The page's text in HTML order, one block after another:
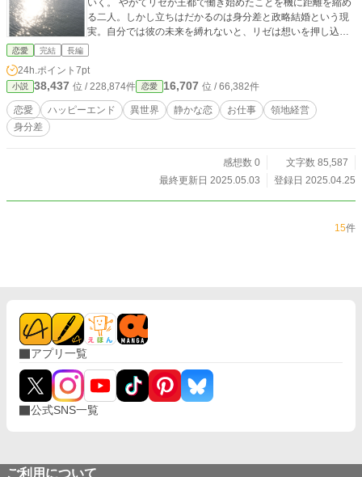
いく。 やがてリゼが王都で働き始めたことを機に距離を縮め
る二人。しかし立ちはだかるのは身分差と政略結婚という現
実。自分では彼の未来を縛れないと、リゼは想いを押し込め
ようとする。 そんな中、故郷の川で拾われる“名もなき石”が
想いと責務の狭間で揺れる青年と、自分を後回しにしがちな
少女。 すれ違いと葛藤の先で、二人は互いを選び取れるの
か。 辺境令嬢の小さな勇気が恋と運命を変えていく。 ※作中
の仕事や災害、病、小物の知識などは全てフィクションで
恋愛 完結 長編
24h.ポイント 7pt
小説 38,437 位 / 228,874件 恋愛 16,707 位 / 66,382件
恋愛 ハッピーエンド 異世界 静かな恋 お仕事
領地経営
身分差
感想数 0
文字数 85,587
最終更新日 2025.05.03
登録日 2025.04.25
15件
アプリ一覧
公式SNS一覧
ご利用について